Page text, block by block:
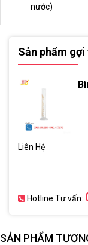
nước)
Sản phẩm gợi
Liên Hệ
Hotline Tư vấn:
SẢN PHẨM